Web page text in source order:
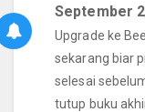
September
Upgrade ke
sekarang biar
selesai
tutup buku